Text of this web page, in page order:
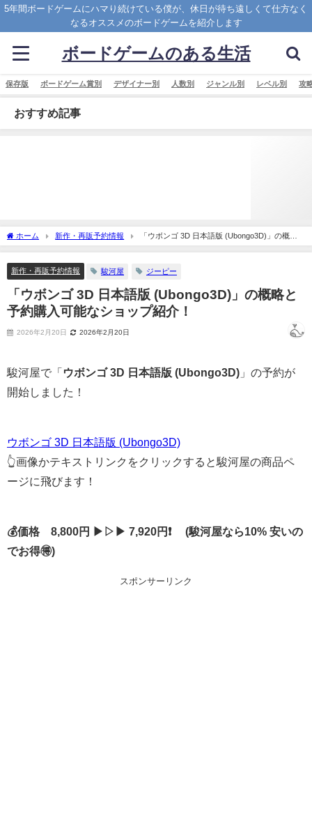
5年間ボードゲームにハマり続けている僕が、休日が待ち遠しくて仕方なく
なるオススメのボードゲームを紹介します
ボードゲームのある生活
保存版 ボードゲーム賞別 デザイナー別 人数別 ジャンル別 レベル別 攻
おすすめ記事
ホーム 新作・再販予約情報
「ウボンゴ 3D 日本語版 (Ubongo3D)」の概略
と予約購入可能なショップ紹介！
新作・再販予約情報 駿河屋 ジーピー
「ウボンゴ 3D 日本語版 (Ubongo3D)」の概略と
予約購入可能なショップ紹介！
2026年2月20日 2026年2月20日
駿河屋で「 ウボンゴ 3D 日本語版 (Ubongo3D) 」の予約が
開始しました！
ウボンゴ 3D 日本語版 (Ubongo3D)
👆画像かテキストリンクをクリックすると駿河屋の商品ペ
ージに飛びます！
💰価格 8,800円 ▶▷▶ 7,920円❗ (駿河屋なら10% 安いの
でお得🉐)
スポンサーリンク